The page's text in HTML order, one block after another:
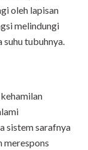
oleh lapisan
melindungi
tubuhnya.
sistem sarafnya
merespons